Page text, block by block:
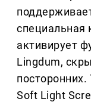
специальная
активирует
Lingdum,
Soft Light